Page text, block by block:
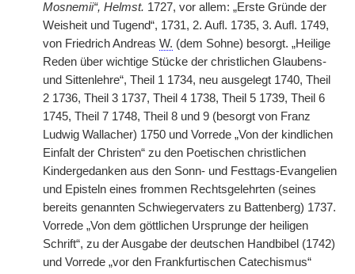
Mosnemii“, Helmst. 1727, vor allem: „Erste Gründe der
Weisheit und Tugend“, 1731, 2. Aufl. 1735, 3. Aufl. 1749,
von Friedrich Andreas W. (dem Sohne) besorgt. „Heilige
Reden über wichtige Stücke der christlichen Glaubens-
und Sittenlehre“, Theil 1 1734, neu ausgelegt 1740, Theil
2 1736, Theil 3 1737, Theil 4 1738, Theil 5 1739, Theil 6
1745, Theil 7 1748, Theil 8 und 9 (besorgt von Franz
Ludwig Wallacher) 1750 und Vorrede „Von der kindlichen
Einfalt der Christen“ zu den Poetischen christlichen
Kindergedanken aus den Sonn- und Festtags-Evangelien
und Episteln eines frommen Rechtsgelehrten (seines
bereits genannten Schwiegervaters zu Battenberg) 1737.
Vorrede „Von dem göttlichen Ursprunge der heiligen
Schrift“, zu der Ausgabe der deutschen Handbibel (1742)
und Vorrede „vor den Frankfurtischen Catechismus“